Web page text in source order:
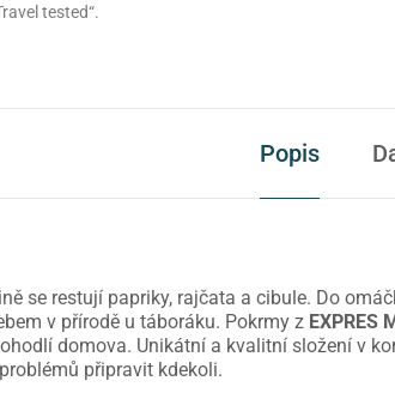
tested“.
Popis
se restují papriky, rajčata a cibule. Do
v přírodě u táboráku. Pokrmy z EXPRES
domova. Unikátní a kvalitní složení v
připravit kdekoli.